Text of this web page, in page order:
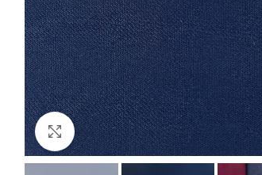
Клацніть, щоб збільшити